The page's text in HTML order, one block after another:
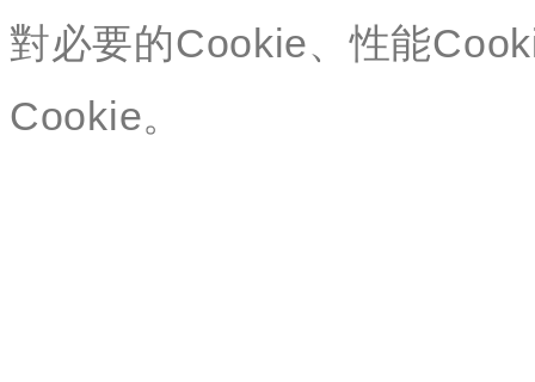
對必要的Cookie、性能
Cookie。